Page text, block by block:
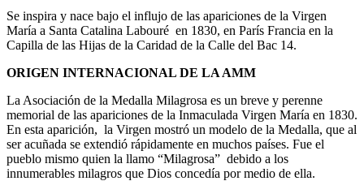
Se inspira y nace bajo el influjo de las apariciones de la Virgen
María a Santa Catalina Labouré en 1830, en París Francia en la
Capilla de las Hijas de la Caridad de la Calle del Bac 14.
ORIGEN INTERNACIONAL DE LA AMM
La Asociación de la Medalla Milagrosa es un breve y perenne
memorial de las apariciones de la Inmaculada Virgen María en 1830.
En esta aparición, la Virgen mostró un modelo de la Medalla, que al
ser acuñada se extendió rápidamente en muchos países. Fue el
pueblo mismo quien la llamo “Milagrosa” debido a los
innumerables milagros que Dios concedía por medio de ella.